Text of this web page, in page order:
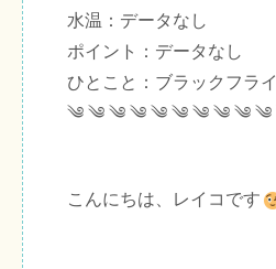
水温：データなし
ポイント：データなし
ひとこと：ブラックフラ
༄ ༄ ༄ ༄ ༄ ༄ ༄ ༄ ༄
こんにちは、レイコです